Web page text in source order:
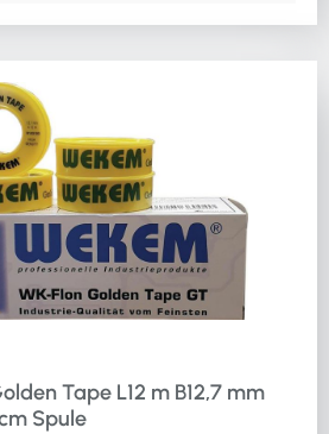
Tape L12 m B12,7 mm
Spule